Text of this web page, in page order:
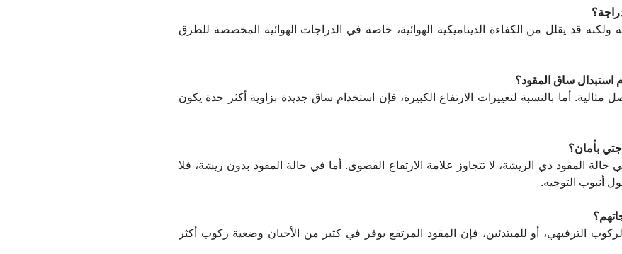
ولكنه قد يقلل من الكفاءة الديناميكية الهوائية، خاصة في الدراجات الهوائية المخصصة للطرق
ساق المقود؟
مثالية. أما بالنسبة لتغييرات الارتفاع الكبيرة، فإن استخدام ساق جديدة بزاوية أكثر حدة يكون
بأمان؟
حالة المقود ذي الريشة، لا تتجاوز علامة الارتفاع القصوى. أما في حالة المقود بدون ريشة، فلا
أنبوب التوجيه.
الترفيهي، أو للمبتدئين، فإن المقود المرتفع يوفر في كثير من الأحيان وضعية ركوب أكثر